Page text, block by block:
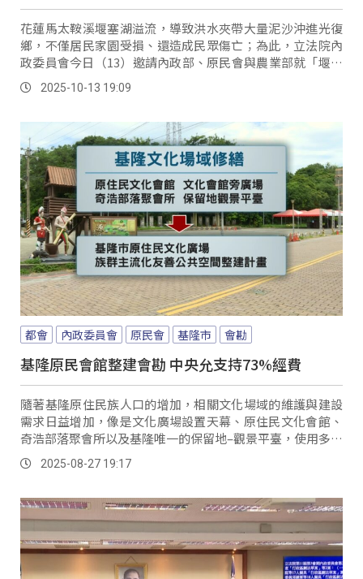
花蓮馬太鞍溪堰塞湖溢流，導致洪水夾帶大量泥沙沖進光復
鄉，不僅居民家園受損、還造成民眾傷亡；為此，立法院內
政委員會今日（13）邀請內政部、原民會與農業部就「堰塞
湖監測、災害預警通報、疏散機制與災後復原重建」提出專
題報告並做備詢。
2025-10-13 19:09
都會 內政委員會 原民會 基隆市 會勘
基隆原民會館整建會勘 中央允支持73%經費
隨著基隆原住民族人口的增加，相關文化場域的維護與建設
需求日益增加，像是文化廣場設置天幕、原住民文化會館、
奇浩部落聚會所以及基隆唯一的保留地–觀景平臺，使用多年
早已斑駁不堪使用；因此基隆市政府提出相關修繕計畫，立
法院內政委員會，27日上午前往基隆原住民文化會館進行會
2025-08-27 19:17